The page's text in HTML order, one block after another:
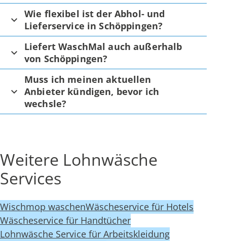
Wie flexibel ist der Abhol- und
Lieferservice in Schöppingen?
Liefert WaschMal auch außerhalb
von Schöppingen?
Muss ich meinen aktuellen
Anbieter kündigen, bevor ich
wechsle?
Weitere Lohnwäsche
Services
Wischmop waschenWäscheservice für Hotels
Wäscheservice für Handtücher
Lohnwäsche Service für Arbeitskleidung